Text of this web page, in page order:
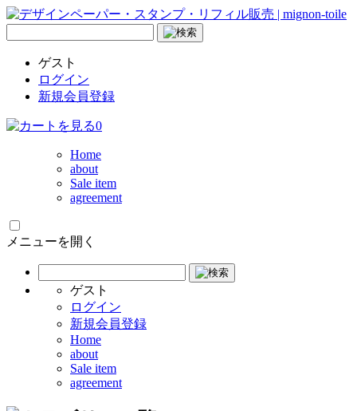
ゲスト
ログイン
新規会員登録
0
Home
about
Sale item
agreement
メニューを開く
ゲスト
ログイン
新規会員登録
Home
about
Sale item
agreement